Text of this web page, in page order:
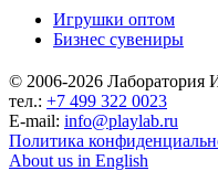
Игрушки оптом
Бизнес сувениры
© 2006-2026 Лаборатория
тел.: +7 499 322 0023
E-mail: info@playlab.ru
Политика
About us in English